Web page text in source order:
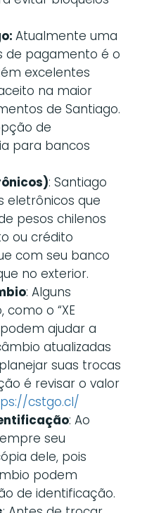
Atualmente uma
de pagamento é o
excelentes
na maior
de Santiago.
de
para bancos
: Santiago
eletrônicos que
pesos chilenos
ou crédito
com seu banco
no exterior.
: Alguns
o “XE
ajudar a
atualizadas
suas trocas
é revisar o valor
cstgo.cl/
: Ao
seu
dele, pois
podem
de identificação.